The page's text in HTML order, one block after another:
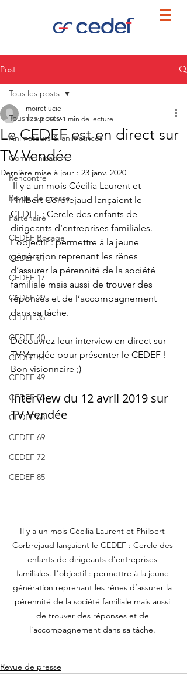
Post
Tous les posts
Animateurs & animatrices
Communication
Rencontre
Revue de presse
Partenaire
CEDEF Bocage
CEDEF 01
CEDEF 17
CEDEF 29
CEDEF 35
CEDEF 40
CEDEF 44
CEDEF 49
CEDEF 53
CEDEF 63
CEDEF 69
CEDEF 72
CEDEF 85
Tous les posts
Le CEDEF est en direct sur
TV Vendée
moiretlucie
12 avr. 2019 1 min de lecture
Dernière mise à jour : 23 janv. 2020
Philbert Corbrejaud lançaient le
CEDEF : Cercle des enfants de
dirigeants d’entreprises familiales.
L’objectif : permettre à la jeune
génération reprenant les rênes
d’assurer la pérennité de la société
familiale mais aussi de trouver des
réponses et de l’accompagnement
dans sa tâche.
Découvrez leur interview en direct sur
TV Vendée pour présenter le CEDEF !
Bon visionnaire ;)
Interview du 12 avril 2019 sur
TV Vendée
Il y a un mois Cécilia Laurent et Philbert
Corbrejaud lançaient le CEDEF : Cercle des
enfants de dirigeants d’entreprises
familiales. L’objectif : permettre à la jeune
génération reprenant les rênes d’assurer la
pérennité de la société familiale mais aussi
de trouver des réponses et de
l’accompagnement dans sa tâche.
Revue de presse